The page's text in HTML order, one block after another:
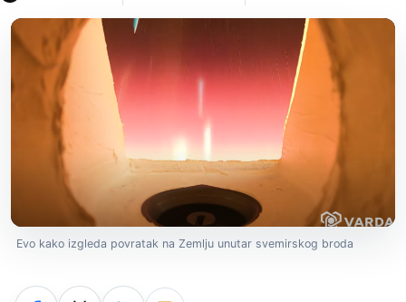
Evo kako izgleda povratak na Zemlju unutar svemirskog broda